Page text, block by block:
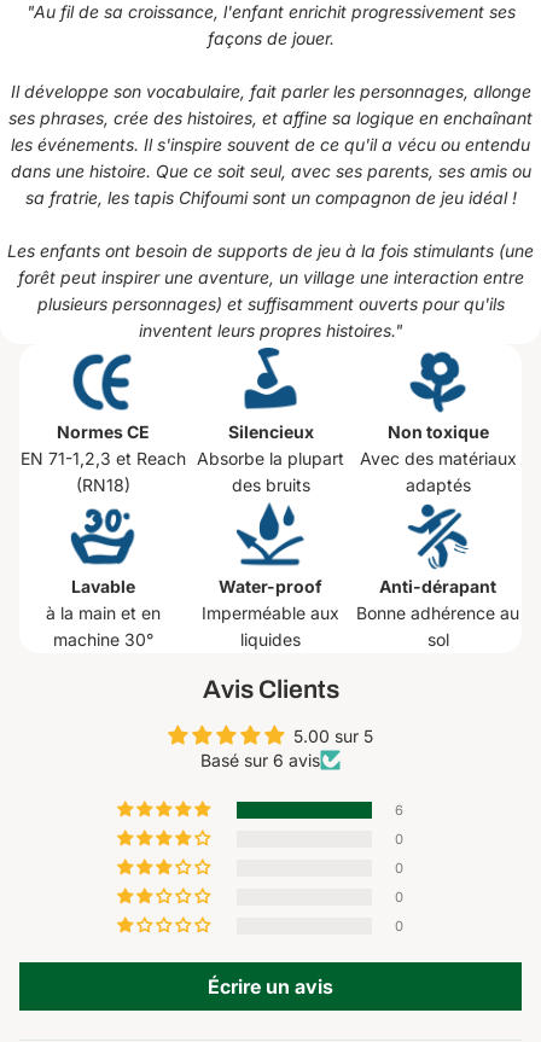
"Au fil de sa croissance, l'enfant enrichit progressivement ses
façons de jouer.
Il développe son vocabulaire, fait parler les personnages, allonge
ses phrases, crée des histoires, et affine sa logique en enchaînant
les événements. Il s'inspire souvent de ce qu'il a vécu ou entendu
dans une histoire. Que ce soit seul, avec ses parents, ses amis ou
sa fratrie, les tapis Chifoumi sont un compagnon de jeu idéal !
Les enfants ont besoin de supports de jeu à la fois stimulants (une
forêt peut inspirer une aventure, un village une interaction entre
plusieurs personnages) et suffisamment ouverts pour qu'ils
inventent leurs propres histoires."
Normes CE
EN 71-1,2,3 et Reach
(RN18)
Silencieux
Absorbe la plupart
des bruits
Non toxique
Avec des matériaux
adaptés
Lavable
à la main et en
machine 30°
Water-proof
Imperméable aux
liquides
Anti-dérapant
Bonne adhérence au
sol
Avis Clients
5.00 sur 5
Basé sur 6 avis
6
0
0
0
0
Écrire un avis